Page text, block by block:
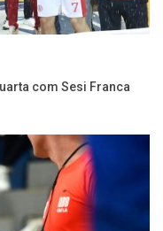
com Sesi Franca